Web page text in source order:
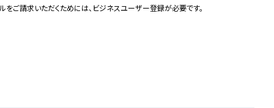
をご請求いただくためには、ビジネスユーザー登録が必要です。